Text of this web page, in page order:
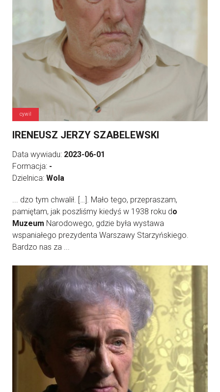
cywil
IRENEUSZ JERZY SZABELEWSKI
Data wywiadu: 2023-06-01
Formacja: -
Dzielnica: Wola
... dzo tym chwalił. […]. Mało tego, przepraszam,
pamiętam, jak poszliśmy kiedyś w 1938 roku do
Muzeum Narodowego, gdzie była wystawa
wspaniałego prezydenta Warszawy Starzyńskiego.
Bardzo nas za ...